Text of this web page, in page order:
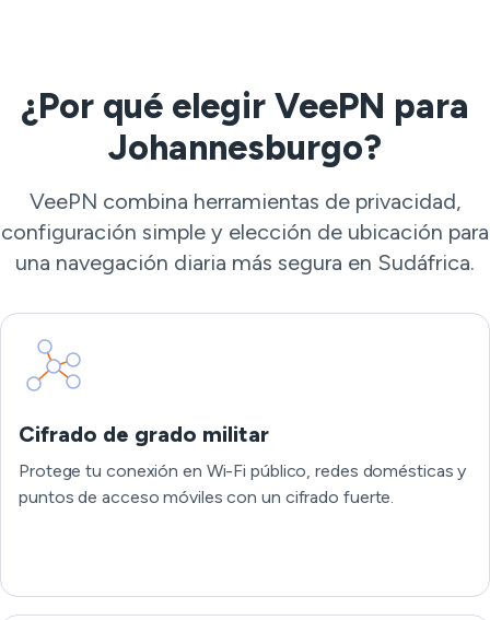
¿Por qué elegir VeePN para
Johannesburgo?
VeePN combina herramientas de privacidad,
configuración simple y elección de ubicación para
una navegación diaria más segura en Sudáfrica.
Cifrado de grado militar
Protege tu conexión en Wi-Fi público, redes domésticas y
puntos de acceso móviles con un cifrado fuerte.